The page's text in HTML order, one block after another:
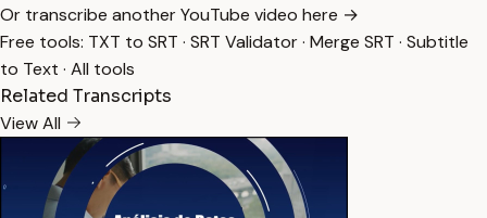
Or transcribe another YouTube video here →
Free tools: TXT to SRT · SRT Validator· Merge SRT · Subtitle
to Text · All tools
Related Transcripts
View All